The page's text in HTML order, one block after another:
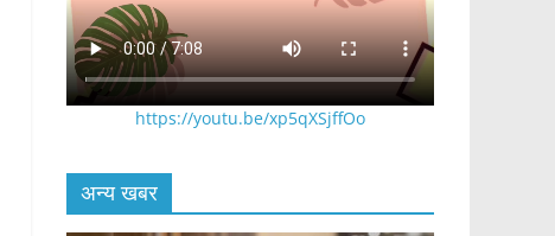
https://youtu.be/xp5qXSjffOo
अन्य खबर